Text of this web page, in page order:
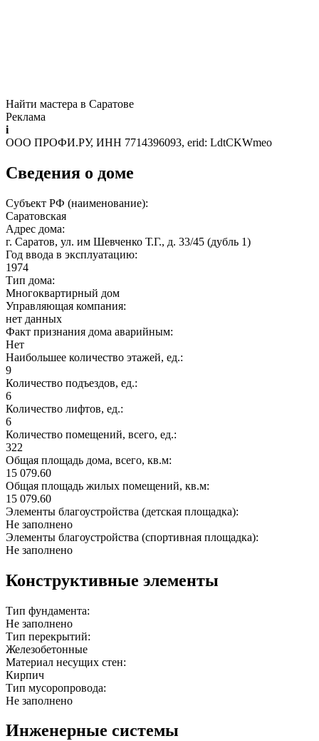
Найти мастера в Саратове
Реклама
i
ООО ПРОФИ.РУ, ИНН 7714396093, erid: LdtCKWmeo
Сведения о доме
Субъект РФ (наименование):
Саратовская
Адрес дома:
г. Саратов, ул. им Шевченко Т.Г., д. 33/45 (дубль 1)
Год ввода в эксплуатацию:
1974
Тип дома:
Многоквартирный дом
Управляющая компания:
нет данных
Факт признания дома аварийным:
Нет
Наибольшее количество этажей, ед.:
9
Количество подъездов, ед.:
6
Количество лифтов, ед.:
6
Количество помещений, всего, ед.:
322
Общая площадь дома, всего, кв.м:
15 079.60
Общая площадь жилых помещений, кв.м:
15 079.60
Элементы благоустройства (детская площадка):
Не заполнено
Элементы благоустройства (спортивная площадка):
Не заполнено
Конструктивные элементы
Тип фундамента:
Не заполнено
Тип перекрытий:
Железобетонные
Материал несущих стен:
Кирпич
Тип мусоропровода:
Не заполнено
Инженерные системы